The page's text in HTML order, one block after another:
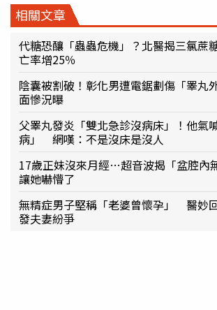
相關文章
代糖恐釀「蟲蟲危機」？北醫揭三氯
亡率增25％
陰囊被割破！彰化男遭電鋸劃傷「睪
面慘況曝
父睪丸發炎「雙北急診沒病床」！他氣
病」 網嘆：不是沒床是沒人
17歲正妹沒來月經…超音波揭「盆腔
讓她嚇懵了
無精症男子堅稱「老婆曾懷孕」 醫妙
發夫妻紛爭